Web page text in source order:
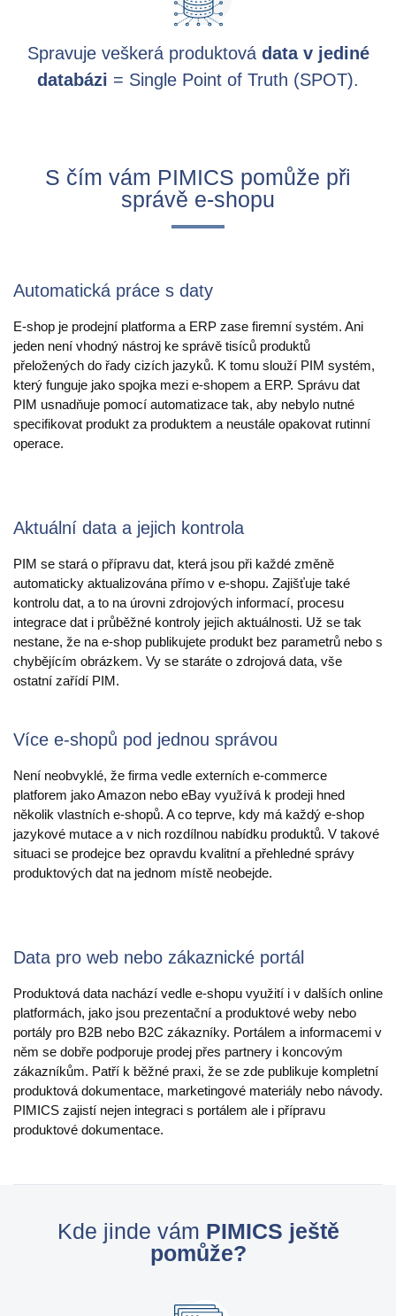
Spravuje veškerá produktová data v jediné
databázi = Single Point of Truth (SPOT).
S čím vám PIMICS pomůže při
správě e-shopu
Automatická práce s daty
E-shop je prodejní platforma a ERP zase firemní systém. Ani
jeden není vhodný nástroj ke správě tisíců produktů
přeložených do řady cizích jazyků. K tomu slouží PIM systém,
který funguje jako spojka mezi e-shopem a ERP. Správu dat
PIM usnadňuje pomocí automatizace tak, aby nebylo nutné
specifikovat produkt za produktem a neustále opakovat rutinní
operace.
Aktuální data a jejich kontrola
PIM se stará o přípravu dat, která jsou při každé změně
automaticky aktualizována přímo v e-shopu. Zajišťuje také
kontrolu dat, a to na úrovni zdrojových informací, procesu
integrace dat i průběžné kontroly jejich aktuálnosti. Už se tak
nestane, že na e-shop publikujete produkt bez parametrů nebo s
chybějícím obrázkem. Vy se staráte o zdrojová data, vše
ostatní zařídí PIM.
Více e-shopů pod jednou správou
Není neobvyklé, že firma vedle externích e-commerce
platforem jako Amazon nebo eBay využívá k prodeji hned
několik vlastních e-shopů. A co teprve, kdy má každý e-shop
jazykové mutace a v nich rozdílnou nabídku produktů. V takové
situaci se prodejce bez opravdu kvalitní a přehledné správy
produktových dat na jednom místě neobejde.
Data pro web nebo zákaznické portál
Produktová data nachází vedle e-shopu využití i v dalších online
platformách, jako jsou prezentační a produktové weby nebo
portály pro B2B nebo B2C zákazníky. Portálem a informacemi v
něm se dobře podporuje prodej přes partnery i koncovým
zákazníkům. Patří k běžné praxi, že se zde publikuje kompletní
produktová dokumentace, marketingové materiály nebo návody.
PIMICS zajistí nejen integraci s portálem ale i přípravu
produktové dokumentace.
Kde jinde vám PIMICS ještě
pomůže?